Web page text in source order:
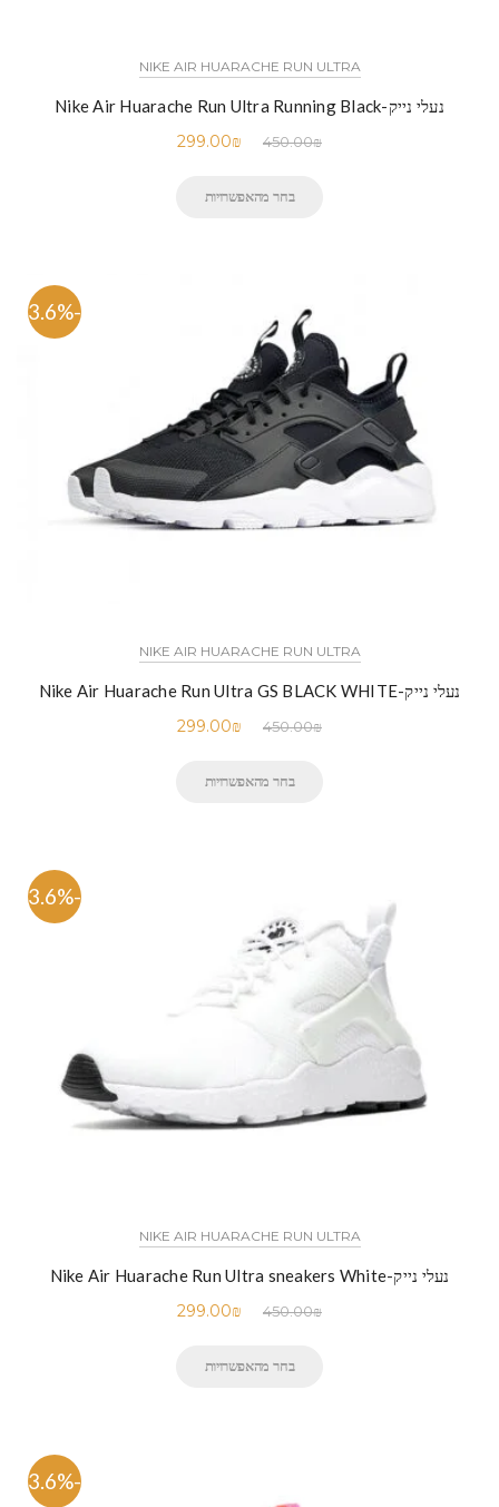
NIKE AIR HUARACHE RUN ULTRA
נעלי נייק-Nike Air Huarache Run Ultra Running Black
450.00₪
299.00₪
בחר מהאפשרויות
-33.6%
NIKE AIR HUARACHE RUN ULTRA
נעלי נייק-Nike Air Huarache Run Ultra GS BLACK WHITE
450.00₪
299.00₪
בחר מהאפשרויות
-33.6%
NIKE AIR HUARACHE RUN ULTRA
נעלי נייק-Nike Air Huarache Run Ultra sneakers White
450.00₪
299.00₪
בחר מהאפשרויות
-33.6%